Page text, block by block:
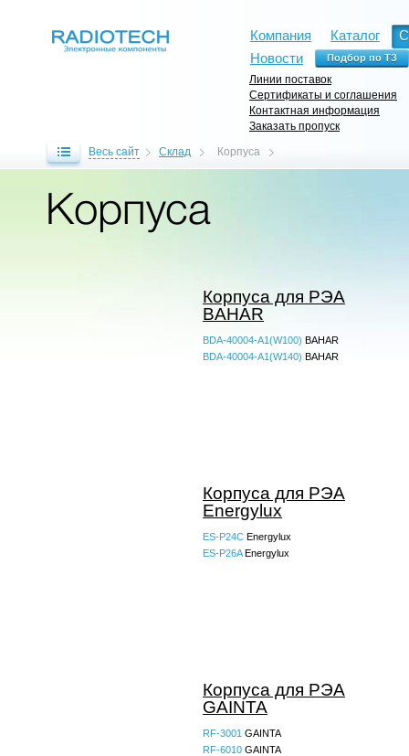
Компания Каталог
Новости
Линии поставок
Сертификаты и соглашения
Контактная информация
Заказать пропуск
Весь сайт Склад Корпуса
Корпуса
Корпуса для РЭА
BAHAR
BDA-40004-A1(W100) BAHAR
BDA-40004-A1(W140) BAHAR
Корпуса для РЭА
Energylux
ES-P24C Energylux
ES-P26AEnergylux
Корпуса для РЭА
GAINTA
RF-3001 GAINTA
RF-6010 GAINTA